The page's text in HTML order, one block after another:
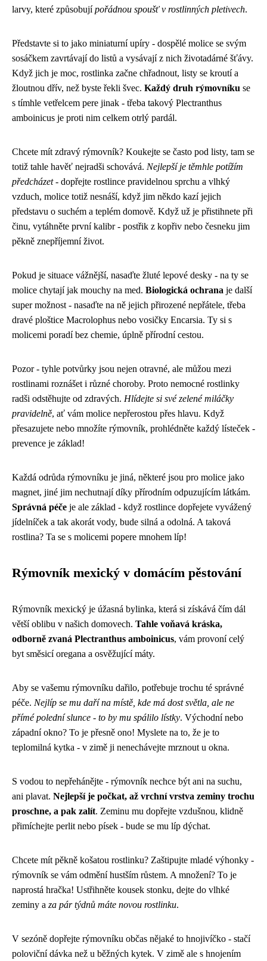
larvy, které způsobujípořádnou spoušť v rostlinných pletivech.
Představte si to jako miniaturní upíry - dospělé molice se svým
sosáčkem zavrtávají do listů a vysávají z nich životadárné šťávy.
Když jich je moc, rostlinka začne chřadnout, listy se kroutí a
žloutnou dřív, než byste řekli švec. Každý druh rýmovníku se
s tímhle vetřelcem pere jinak - třeba takový Plectranthus
amboinicus je proti nim celkem otrlý pardál.
Chcete mít zdravý rýmovník? Koukejte se často pod listy, tam se
totiž tahle havěť nejradši schovává. Nejlepší je těmhle potížím
předcházet- dopřejte rostlince pravidelnou sprchu a vlhký
vzduch, molice totiž nesnáší, když jim někdo kazí jejich
představu o suchém a teplém domově. Když už je přistihnete při
činu, vytáhněte první kalibr - postřik z kopřiv nebo česneku jim
pěkně znepříjemní život.
Pokud je situace vážnější, nasaďte žluté lepové desky - na ty se
molice chytají jak mouchy na med. Biologická ochrana je další
super možnost - nasaďte na ně jejich přirozené nepřátele, třeba
dravé ploštice Macrolophus nebo vosičky Encarsia. Ty si s
molicemi poradí bez chemie, úplně přírodní cestou.
Pozor - tyhle potvůrky jsou nejen otravné, ale můžou mezi
rostlinami roznášet i různé choroby. Proto nemocné rostlinky
radši odstěhujte od zdravých. Hlídejte si své zelené miláčky
pravidelně, ať vám molice nepřerostou přes hlavu. Když
přesazujete nebo množíte rýmovník, prohlédněte každý lísteček -
prevence je základ!
Každá odrůda rýmovníku je jiná, některé jsou pro molice jako
magnet, jiné jim nechutnají díky přírodním odpuzujícím látkám.
Správná péče je ale základ - když rostlince dopřejete vyvážený
jídelníček a tak akorát vody, bude silná a odolná. A taková
rostlina? Ta se s molicemi popere mnohem líp!
Rýmovník mexický v domácím pěstování
Rýmovník mexický je úžasná bylinka, která si získává čím dál
větší oblibu v našich domovech. Tahle voňavá kráska,
odborně zvaná Plectranthus amboinicus, vám provoní celý
byt směsicí oregana a osvěžující máty.
Aby se vašemu rýmovníku dařilo, potřebuje trochu té správné
péče. Nejlíp se mu daří na místě, kde má dost světla, ale ne
přímé polední slunce - to by mu spálilo lístky. Východní nebo
západní okno? To je přesně ono! Myslete na to, že je to
teplomilná kytka - v zimě ji nenechávejte mrznout u okna.
S vodou to nepřehánějte - rýmovník nechce být ani na suchu,
ani plavat. Nejlepší je počkat, až vrchní vrstva zeminy trochu
proschne, a pak zalít. Zeminu mu dopřejte vzdušnou, klidně
přimíchejte perlit nebo písek - bude se mu líp dýchat.
Chcete mít pěkně košatou rostlinku? Zaštipujte mladé výhonky -
rýmovník se vám odmění hustším růstem. A množení? To je
naprostá hračka! Ustřihněte kousek stonku, dejte do vlhké
zeminy a za pár týdnů máte novou rostlinku.
V sezóně dopřejte rýmovníku občas nějaké to hnojivíčko - stačí
poloviční dávka než u běžných kytek. V zimě ale s hnojením